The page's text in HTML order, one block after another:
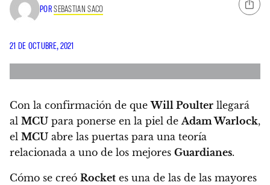
PORSEBASTIAN SACO
21 DE OCTUBRE, 2021
Con la confirmación de queWill Poulter llegará
al MCU para ponerse en la piel deAdam Warlock,
el MCU abre las puertas para una teoría
relacionada a uno de los mejores Guardianes.
Cómo se creó Rocket es una de las de las mayores